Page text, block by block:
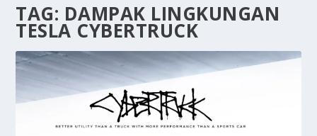
TAG: DAMPAK LINGKUNGAN
TESLA CYBERTRUCK